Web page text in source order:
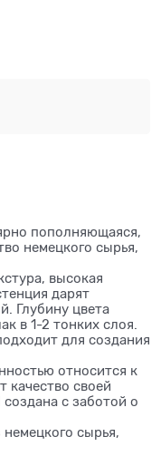
пополняющаяся,
немецкого сырья,
высокая
дарят
Глубину цвета
в 1-2 тонких слоя.
для создания
относится к
качество своей
с заботой о
сырья,